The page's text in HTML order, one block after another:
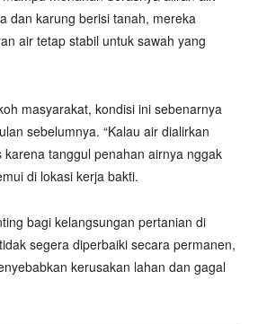
dan karung berisi tanah, mereka
air tetap stabil untuk sawah yang
masyarakat, kondisi ini sebenarnya
sebelumnya. “Kalau air dialirkan
tanggul penahan airnya nggak
di lokasi kerja bakti.
bagi kelangsungan pertanian di
segera diperbaiki secara permanen,
kerusakan lahan dan gagal